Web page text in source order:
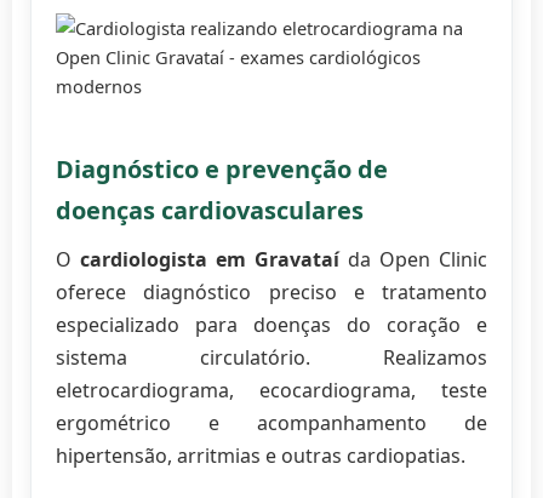
Diagnóstico e prevenção de
doenças cardiovasculares
O cardiologista em Gravataída Open Clinic
oferece diagnóstico preciso e tratamento
especializado para doenças do coração e
sistema circulatório. Realizamos
eletrocardiograma, ecocardiograma, teste
ergométrico e acompanhamento de
hipertensão, arritmias e outras cardiopatias.